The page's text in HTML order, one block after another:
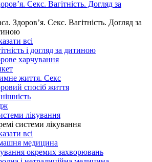
Секс. Вагітність. Догляд за
Здоров’я. Секс. Вагітність. Догляд за
всі
і догляд за дитиною
харчування
життя. Секс
спосіб життя
лікування
системи лікування
всі
медицина
окремих захворювань